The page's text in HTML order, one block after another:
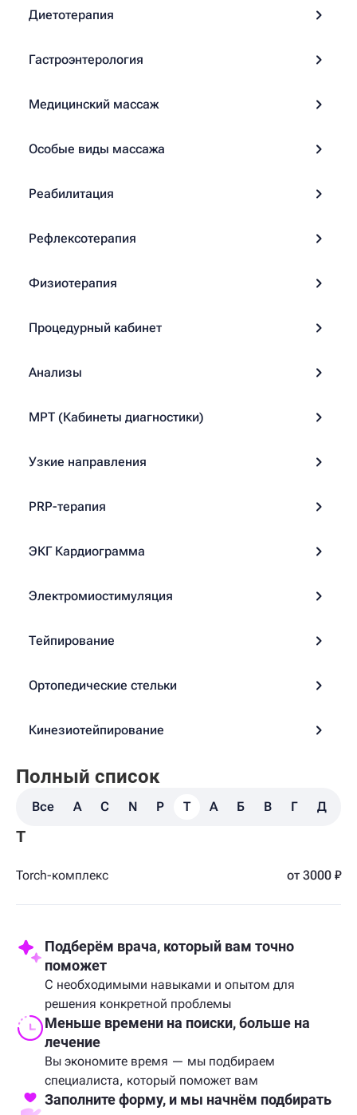
Диетотерапия
Гастроэнтерология
Медицинский массаж
Особые виды массажа
Реабилитация
Рефлексотерапия
Физиотерапия
Процедурный кабинет
Анализы
МРТ (Кабинеты диагностики)
Узкие направления
PRP-терапия
ЭКГ Кардиограмма
Электромиостимуляция
Тейпирование
Ортопедические стельки
Кинезиотейпирование
Полный список
Все A C N P T А Б В Г Д
T
Torch-комплекс от 3000 ₽
Подберём врача, который вам точно
поможет
С необходимыми навыками и опытом для
решения конкретной проблемы
Меньше времени на поиски, больше на
лечение
Вы экономите время — мы подбираем
специалиста, который поможет вам
Заполните форму, и мы начнём подбирать